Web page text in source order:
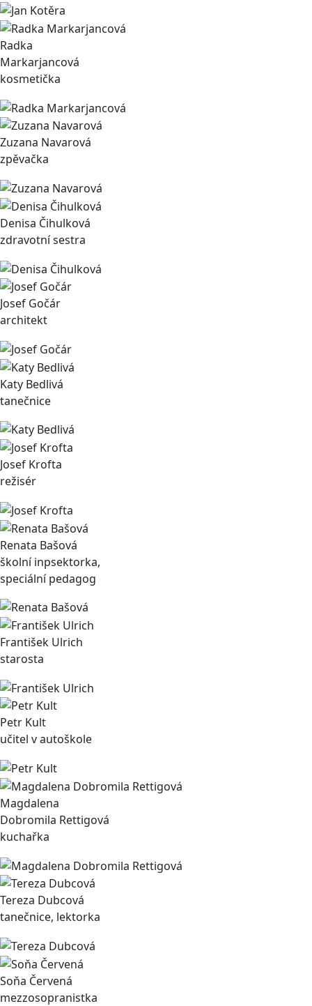
Radka
Markarjancová
kosmetička
Zuzana Navarová
zpěvačka
Denisa Čihulková
zdravotní sestra
Josef Gočár
architekt
Katy Bedlivá
tanečnice
Josef Krofta
režisér
Renata Bašová
školní inpsektorka,
speciální pedagog
František Ulrich
starosta
Petr Kult
učitel v autoškole
Magdalena
Dobromila Rettigová
kuchařka
Tereza Dubcová
tanečnice, lektorka
Soňa Červená
mezzosopranistka